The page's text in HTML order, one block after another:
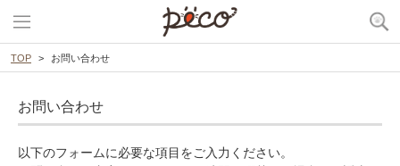
TOP お問い合わせ
お問い合わせ
以下のフォームに必要な項目をご入力ください。